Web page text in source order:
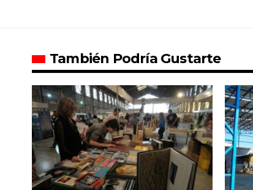
También Podría Gustarte